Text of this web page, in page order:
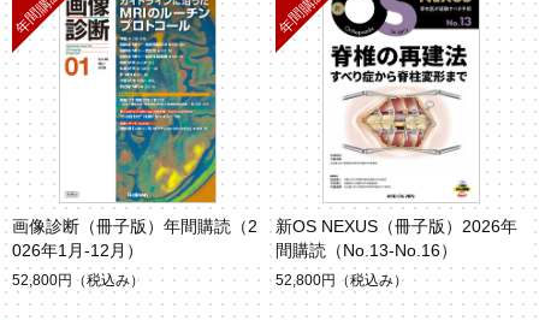
画像診断（冊子版）年間購読（2
026年1月-12月）
52,800円 （税込み）
新OS NEXUS（冊子版）2026年
間購読（No.13-No.16）
52,800円 （税込み）